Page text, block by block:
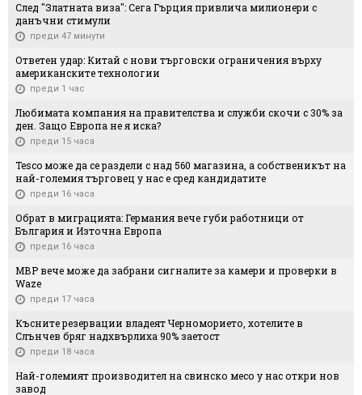
След "Златната виза": Сега Гърция привлича милионери с
данъчни стимули
преди 47 минути
Ответен удар: Китай с нови търговски ограничения върху
американските технологии
преди 1 час
Любимата компания на правителства и служби скочи с 30% за
ден. Защо Европа не я иска?
преди 15 часа
Tesco може да се раздели с над 560 магазина, а собственикът на
най-големия търговец у нас е сред кандидатите
преди 16 часа
Обрат в миграцията: Германия вече губи работници от
България и Източна Европа
преди 16 часа
МВР вече може да забрани сигналите за камери и проверки в
Waze
преди 17 часа
Късните резервации владеят Черноморието, хотелите в
Слънчев бряг надхвърлиха 90% заетост
преди 18 часа
Най-големият производител на свинско месо у нас откри нов
завод